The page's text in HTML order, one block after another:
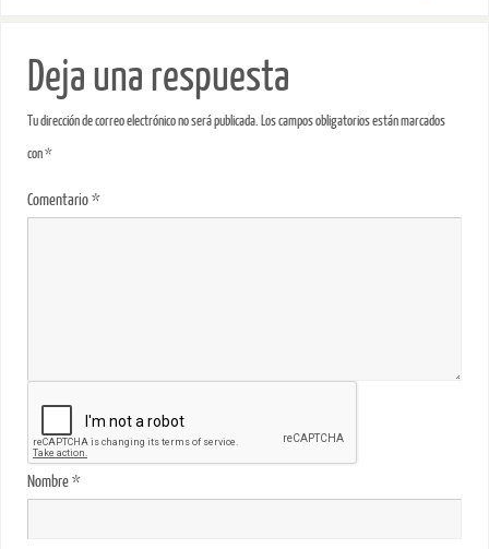
Deja una respuesta
Tu dirección de correo electrónico no será publicada. Los campos obligatorios están marcados
con*
Comentario*
Nombre*